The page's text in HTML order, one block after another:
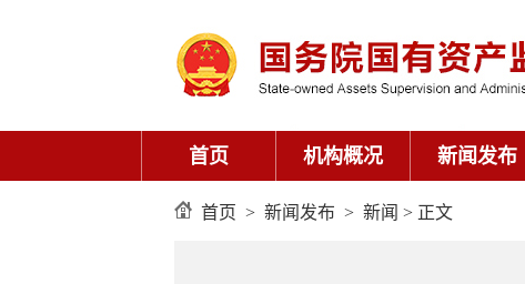
首页 机构概况 新闻发布
首页 > 新闻发布 > 新闻 > 正文